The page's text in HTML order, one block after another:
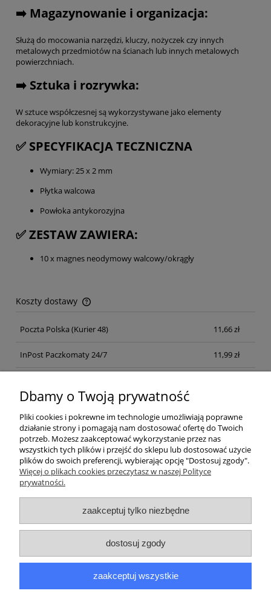
➡️ Magazynowanie i organizacja:
Służą do mocowania narzędzi, kluczy, nożyczek czy innych
metalowych przedmiotów na ścianach lub innych metalowych
powierzchniach.
➡️ Sztuka i rozrywka:
W sztuce współczesnej są wykorzystywane jako elementy
dekoracyjne lub konstrukcyjne.
✅ SPECYFIKACJA TECZNICZNA
Wymiary: 25 x 2 mm
Płytka walcowa
Powłoka antykorozyjna
✅ ZESTAW ZAWIERA:
10 x magnes neodymowy walcowy/okrągły
Koszty dostawy
Cena nie zawiera ewentualnych kosztów płatności
Poczta Polska (Kurier 48) 11,66 zł
InPost Paczkomaty 24/7 11,99 zł
Pomoc
Moje konto
Płatności i dostawa
Informacje
O nas
Dbamy o Twoją prywatność
Pliki cookies i pokrewne im technologie umożliwiają poprawne
działanie strony i pomagają nam dostosować ofertę do Twoich
potrzeb. Możesz zaakceptować wykorzystanie przez nas
wszystkich tych plików i przejść do sklepu lub dostosować użycie
plików do swoich preferencji, wybierając opcję "Dostosuj zgody".
Więcej o plikach cookies przeczytasz w naszej Polityce
prywatności.
zaakceptuj tylko niezbędne
dostosuj zgody
zaakceptuj wszystkie